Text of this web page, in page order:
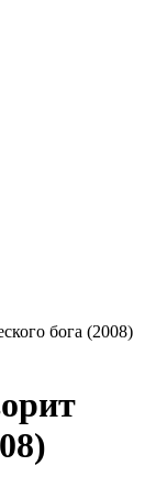
бога (2008)